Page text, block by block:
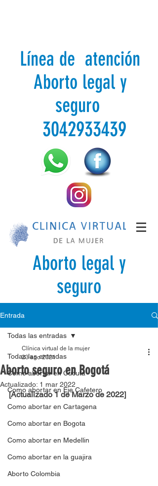
Línea de atención
Aborto legal y
seguro
3042933439
Aborto legal y
seguro
Entrada
Todas las entradas
Como abortar en Cucuta
Como abortar en Eje Cafetero
Como abortar en Cartagena
Como abortar en Bogota
Como abortar en Medellin
Como abortar en la guajira
Aborto Colombia
Todas las entradas
Aborto seguro en Bogotá
Clínica virtual de la mujer
23 ago 2021
Actualizado: 1 mar 2022
[Actualizado 1 de Marzo de 2022]